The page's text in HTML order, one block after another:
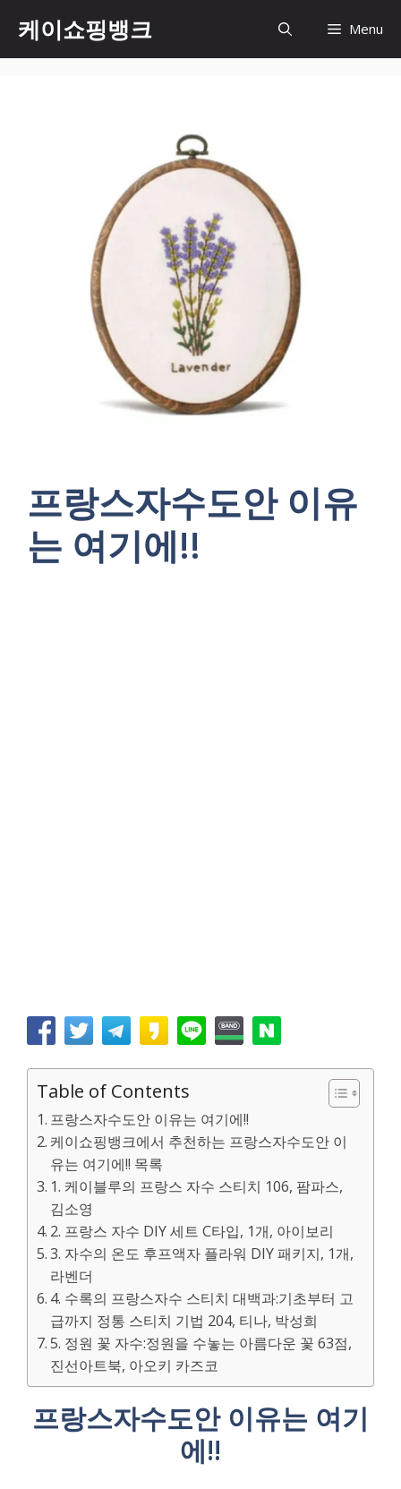
content
케이쇼핑뱅크 Menu
프랑스자수도안 이유
는 여기에!!
Table of Contents
프랑스자수도안 이유는 여기에!!
케이쇼핑뱅크에서 추천하는 프랑스자수도안 이
유는 여기에!! 목록
1. 케이블루의 프랑스 자수 스티치 106, 팜파스,
김소영
2. 프랑스 자수 DIY 세트 C타입, 1개, 아이보리
3. 자수의 온도 후프액자 플라워 DIY 패키지, 1개,
라벤더
4. 수록의 프랑스자수 스티치 대백과:기초부터 고
급까지 정통 스티치 기법 204, 티나, 박성희
5. 정원 꽃 자수:정원을 수놓는 아름다운 꽃 63점,
진선아트북, 아오키 카즈코
프랑스자수도안 이유는 여기
에!!